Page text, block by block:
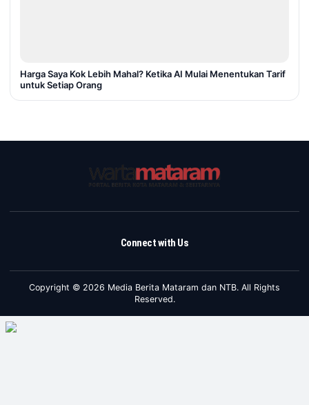
Harga Saya Kok Lebih Mahal? Ketika AI Mulai Menentukan Tarif
untuk Setiap Orang
Connect with Us
Copyright © 2026 Media Berita Mataram dan NTB. All Rights
Reserved.